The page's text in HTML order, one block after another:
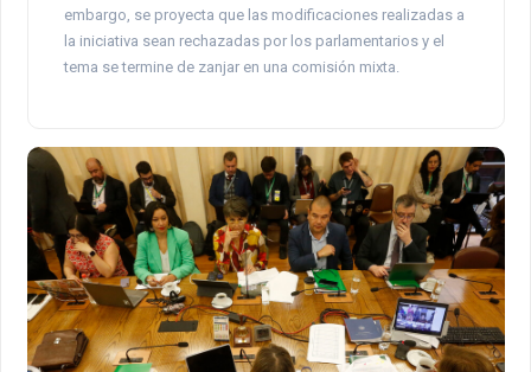
embargo, se proyecta que las modificaciones realizadas a
la iniciativa sean rechazadas por los parlamentarios y el
tema se termine de zanjar en una comisión mixta.